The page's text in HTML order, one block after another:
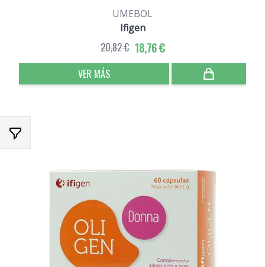
UMEBOL
Ifigen
18,76 €
20,82 €
VER MÁS